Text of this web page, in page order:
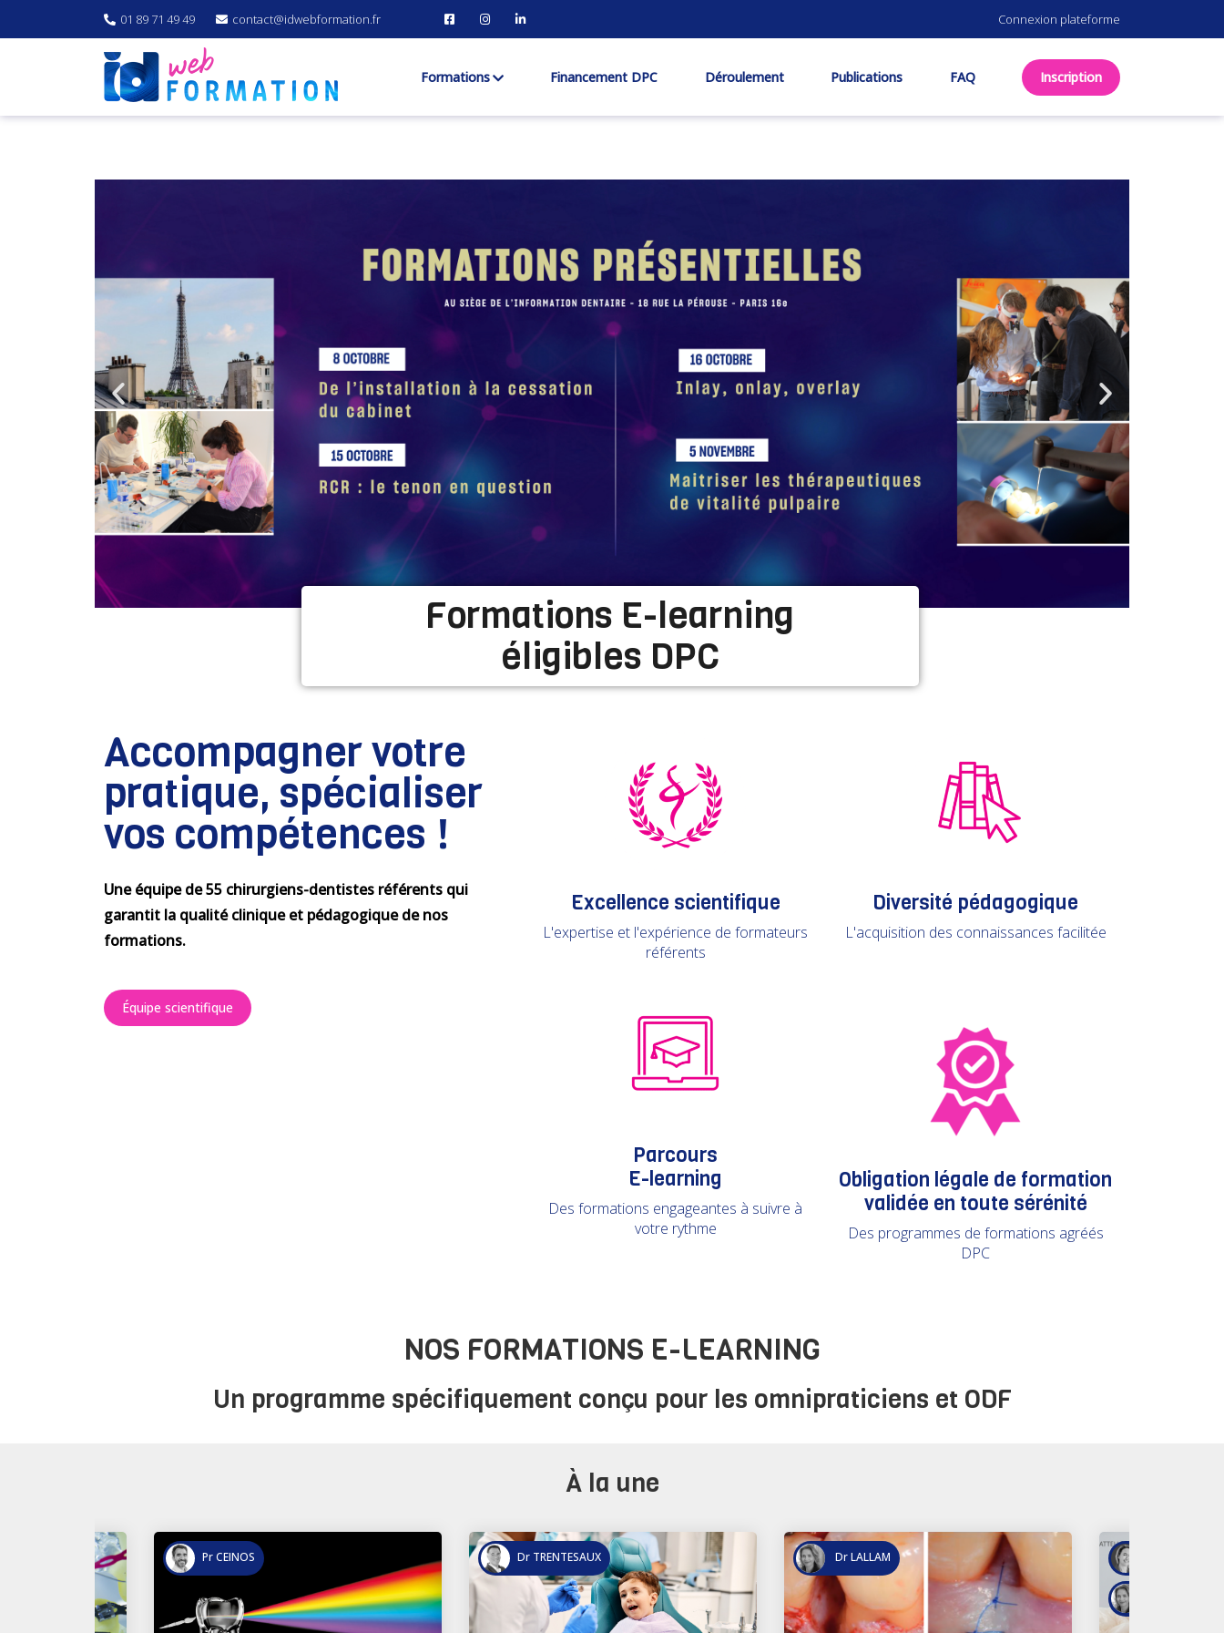
01 89 71 49 49 contact@idwebformation.fr Connexion plateforme
Formations Financement DPC Déroulement Publications FAQ Inscription
Formations E-learning
éligibles DPC
Accompagner votre
pratique, spécialiser
vos compétences !
Une équipe de 55 chirurgiens-dentistes référents qui
garantit la qualité clinique et pédagogique de nos
formations.
Équipe scientifique
Excellence scientifique
L'expertise et l'expérience de formateurs
référents
Parcours
E-learning
Des formations engageantes à suivre à
votre rythme
Diversité pédagogique
L'acquisition des connaissances facilitée
Obligation légale de formation
validée en toute sérénité
Des programmes de formations agréés
DPC
NOS FORMATIONS E-LEARNING
Un programme spécifiquement conçu pour les omnipraticiens et ODF
À la une
Dr TRENTESAUX Dr LALLAM Dr PORNET
Dr LALLAM